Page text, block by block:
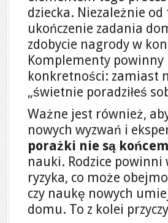
dziecka. Niezależnie
ukończenie zadania
zdobycie nagrody w
Komplementy powinny
konkretności: zamiast
„świetnie poradziłeś
Ważne jest również,
nowych wyzwań i
porażki nie są
nauki. Rodzice
ryzyka, co może
czy naukę nowych
domu. To z kolei